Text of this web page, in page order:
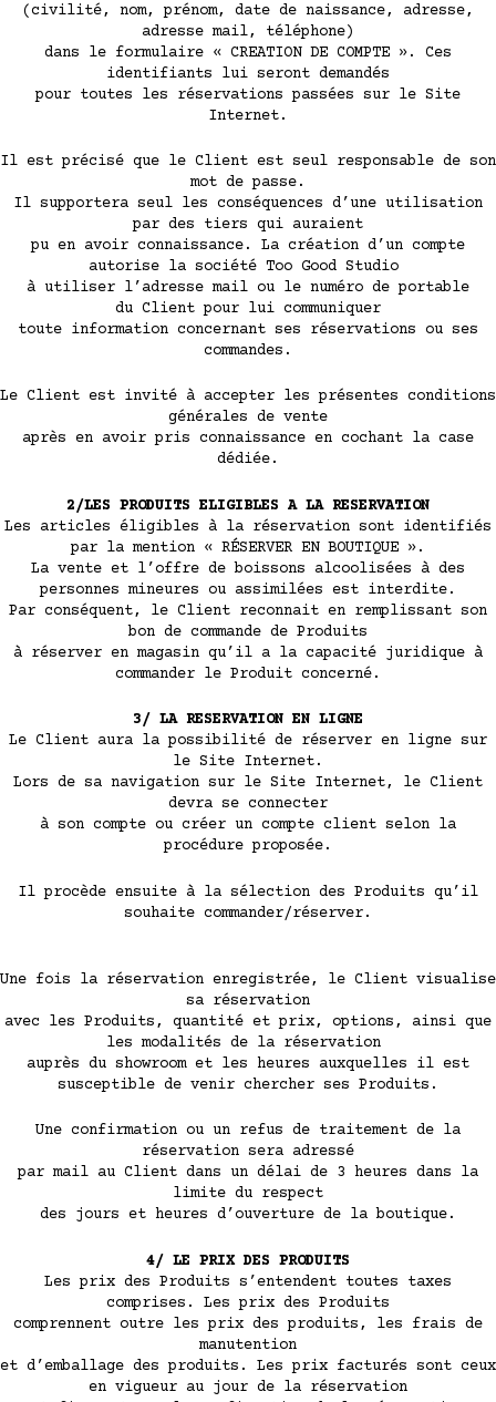
(civilité, nom, prénom, date de naissance, adresse,
adresse mail, téléphone)
dans le formulaire « CREATION DE COMPTE ». Ces
identifiants lui seront demandés
pour toutes les réservations passées sur le Site
Internet.
Il est précisé que le Client est seul responsable de son
mot de passe.
Il supportera seul les conséquences d’une utilisation
par des tiers qui auraient
pu en avoir connaissance. La création d’un compte
autorise la société Too Good Studio
à utiliser l’adresse mail ou le numéro de portable
du Client pour lui communiquer
toute information concernant ses réservations ou ses
commandes.
Le Client est invité à accepter les présentes conditions
générales de vente
après en avoir pris connaissance en cochant la case
dédiée.
2/LES PRODUITS ELIGIBLES A LA RESERVATION
Les articles éligibles à la réservation sont identifiés
par la mention « RÉSERVER EN BOUTIQUE ».
La vente et l’offre de boissons alcoolisées à des
personnes mineures ou assimilées est interdite.
Par conséquent, le Client reconnait en remplissant son
bon de commande de Produits
à réserver en magasin qu’il a la capacité juridique à
commander le Produit concerné.
3/ LA RESERVATION EN LIGNE
Le Client aura la possibilité de réserver en ligne sur
le Site Internet.
Lors de sa navigation sur le Site Internet, le Client
devra se connecter
à son compte ou créer un compte client selon la
procédure proposée.
Il procède ensuite à la sélection des Produits qu’il
souhaite commander/réserver.
Une fois la réservation enregistrée, le Client visualise
sa réservation
avec les Produits, quantité et prix, options, ainsi que
les modalités de la réservation
auprès du showroom et les heures auxquelles il est
susceptible de venir chercher ses Produits.
Une confirmation ou un refus de traitement de la
réservation sera adressé
par mail au Client dans un délai de 3 heures dans la
limite du respect
des jours et heures d’ouverture de la boutique.
4/ LE PRIX DES PRODUITS
Les prix des Produits s’entendent toutes taxes
comprises. Les prix des Produits
comprennent outre les prix des produits, les frais de
manutention
et d’emballage des produits. Les prix facturés sont ceux
en vigueur au jour de la réservation